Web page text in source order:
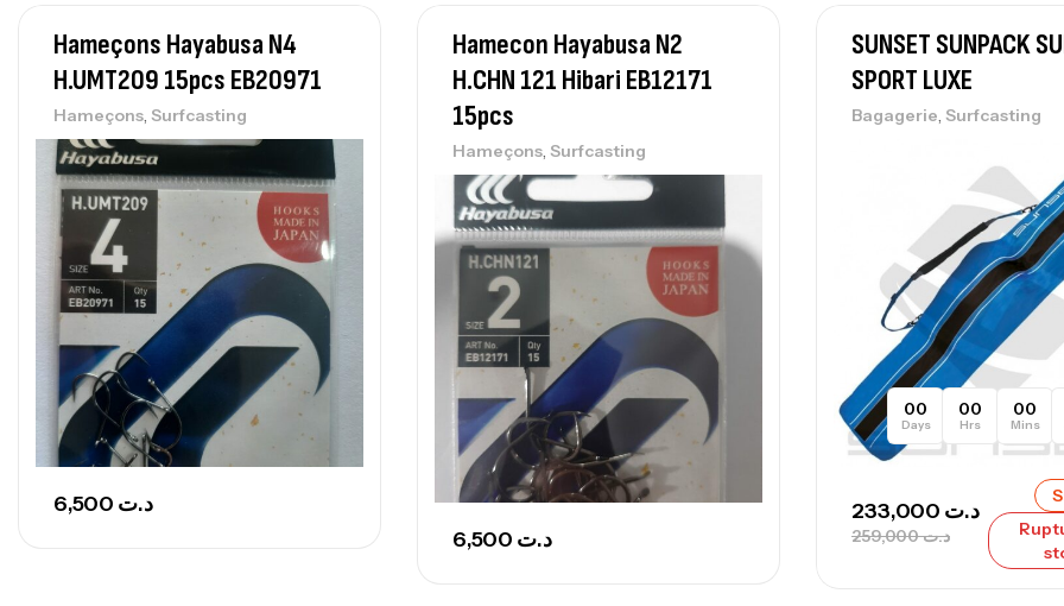
–
–
Hameçons Hayabusa N4
H.UMT209 15pcs EB20971
Hameçons, Surfcasting
د.ت
Hamecon Hayabusa N2
H.CHN 121 Hibari EB12171
15pcs
Hameçons, Surfcasting
د.ت
SUNSET SUNPACK
SPORT LUXE
Bagagerie, Surfcasting
00
Days
00
Hrs
00
Mins
د.ت259,000
د.ت